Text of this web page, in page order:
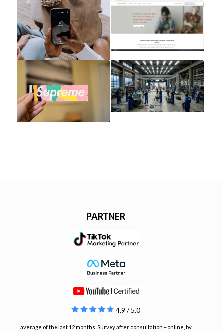
PARTNER
4.9 / 5.0
average of the last 12 months. Survey after consultation – online, by